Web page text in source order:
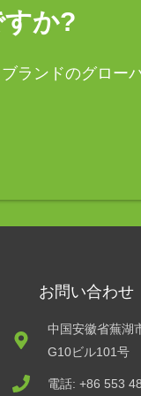
か?
ランドのグロー
お問い合わせ
中国安徽省蕪湖
G10ビル101号
電話: +86 553